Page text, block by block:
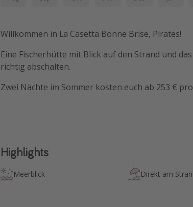
Willkommen in La Casetta Bonne Brise, Pirates!
Eine Fischerhütte mit Blick auf den Strand und
richtig abschalten.
Zwei Nächte im Sommer kosten euch ab 253 €
Highlights
Meerblick Direkt am